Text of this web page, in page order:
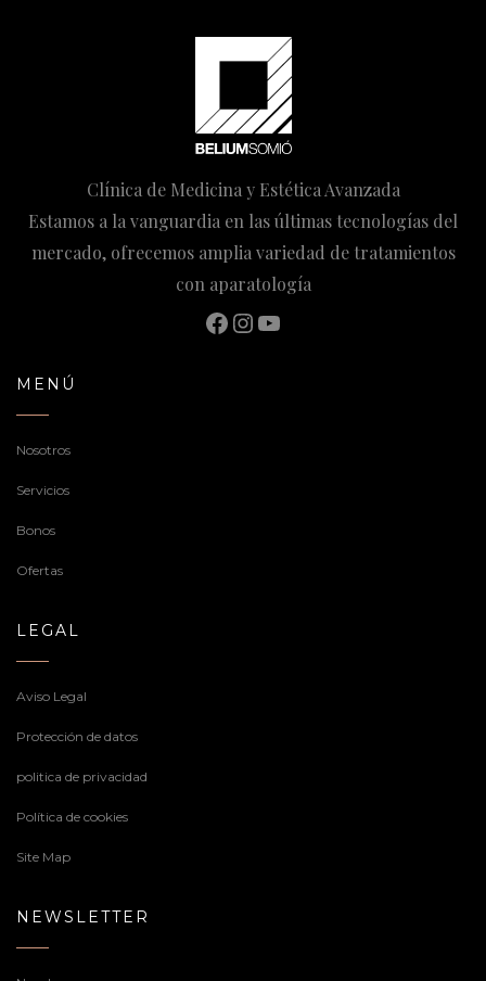
Clínica de Medicina y Estética Avanzada
Estamos a la vanguardia en las últimas tecnologías del
mercado, ofrecemos amplia variedad de tratamientos
con aparatología
Facebook
Instagram
YouTube
MENÚ
Nosotros
Servicios
Bonos
Ofertas
LEGAL
Aviso Legal
Protección de datos
politica de privacidad
Política de cookies
Site Map
NEWSLETTER